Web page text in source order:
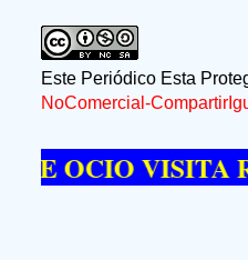
Este Periódico Esta
NoComercial-
VISITA